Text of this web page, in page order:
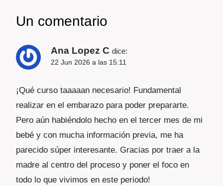
Un comentario
Ana Lopez C dice:
22 Jun 2026 a las 15:11
¡Qué curso taaaaan necesario! Fundamental
realizar en el embarazo para poder prepararte.
Pero aún habiéndolo hecho en el tercer mes de mi
bebé y con mucha información previa, me ha
parecido súper interesante. Gracias por traer a la
madre al centro del proceso y poner el foco en
todo lo que vivimos en este periodo!